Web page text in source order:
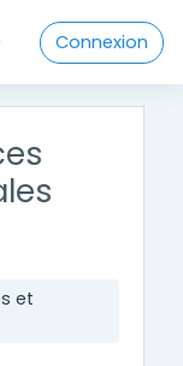
Connexion
et